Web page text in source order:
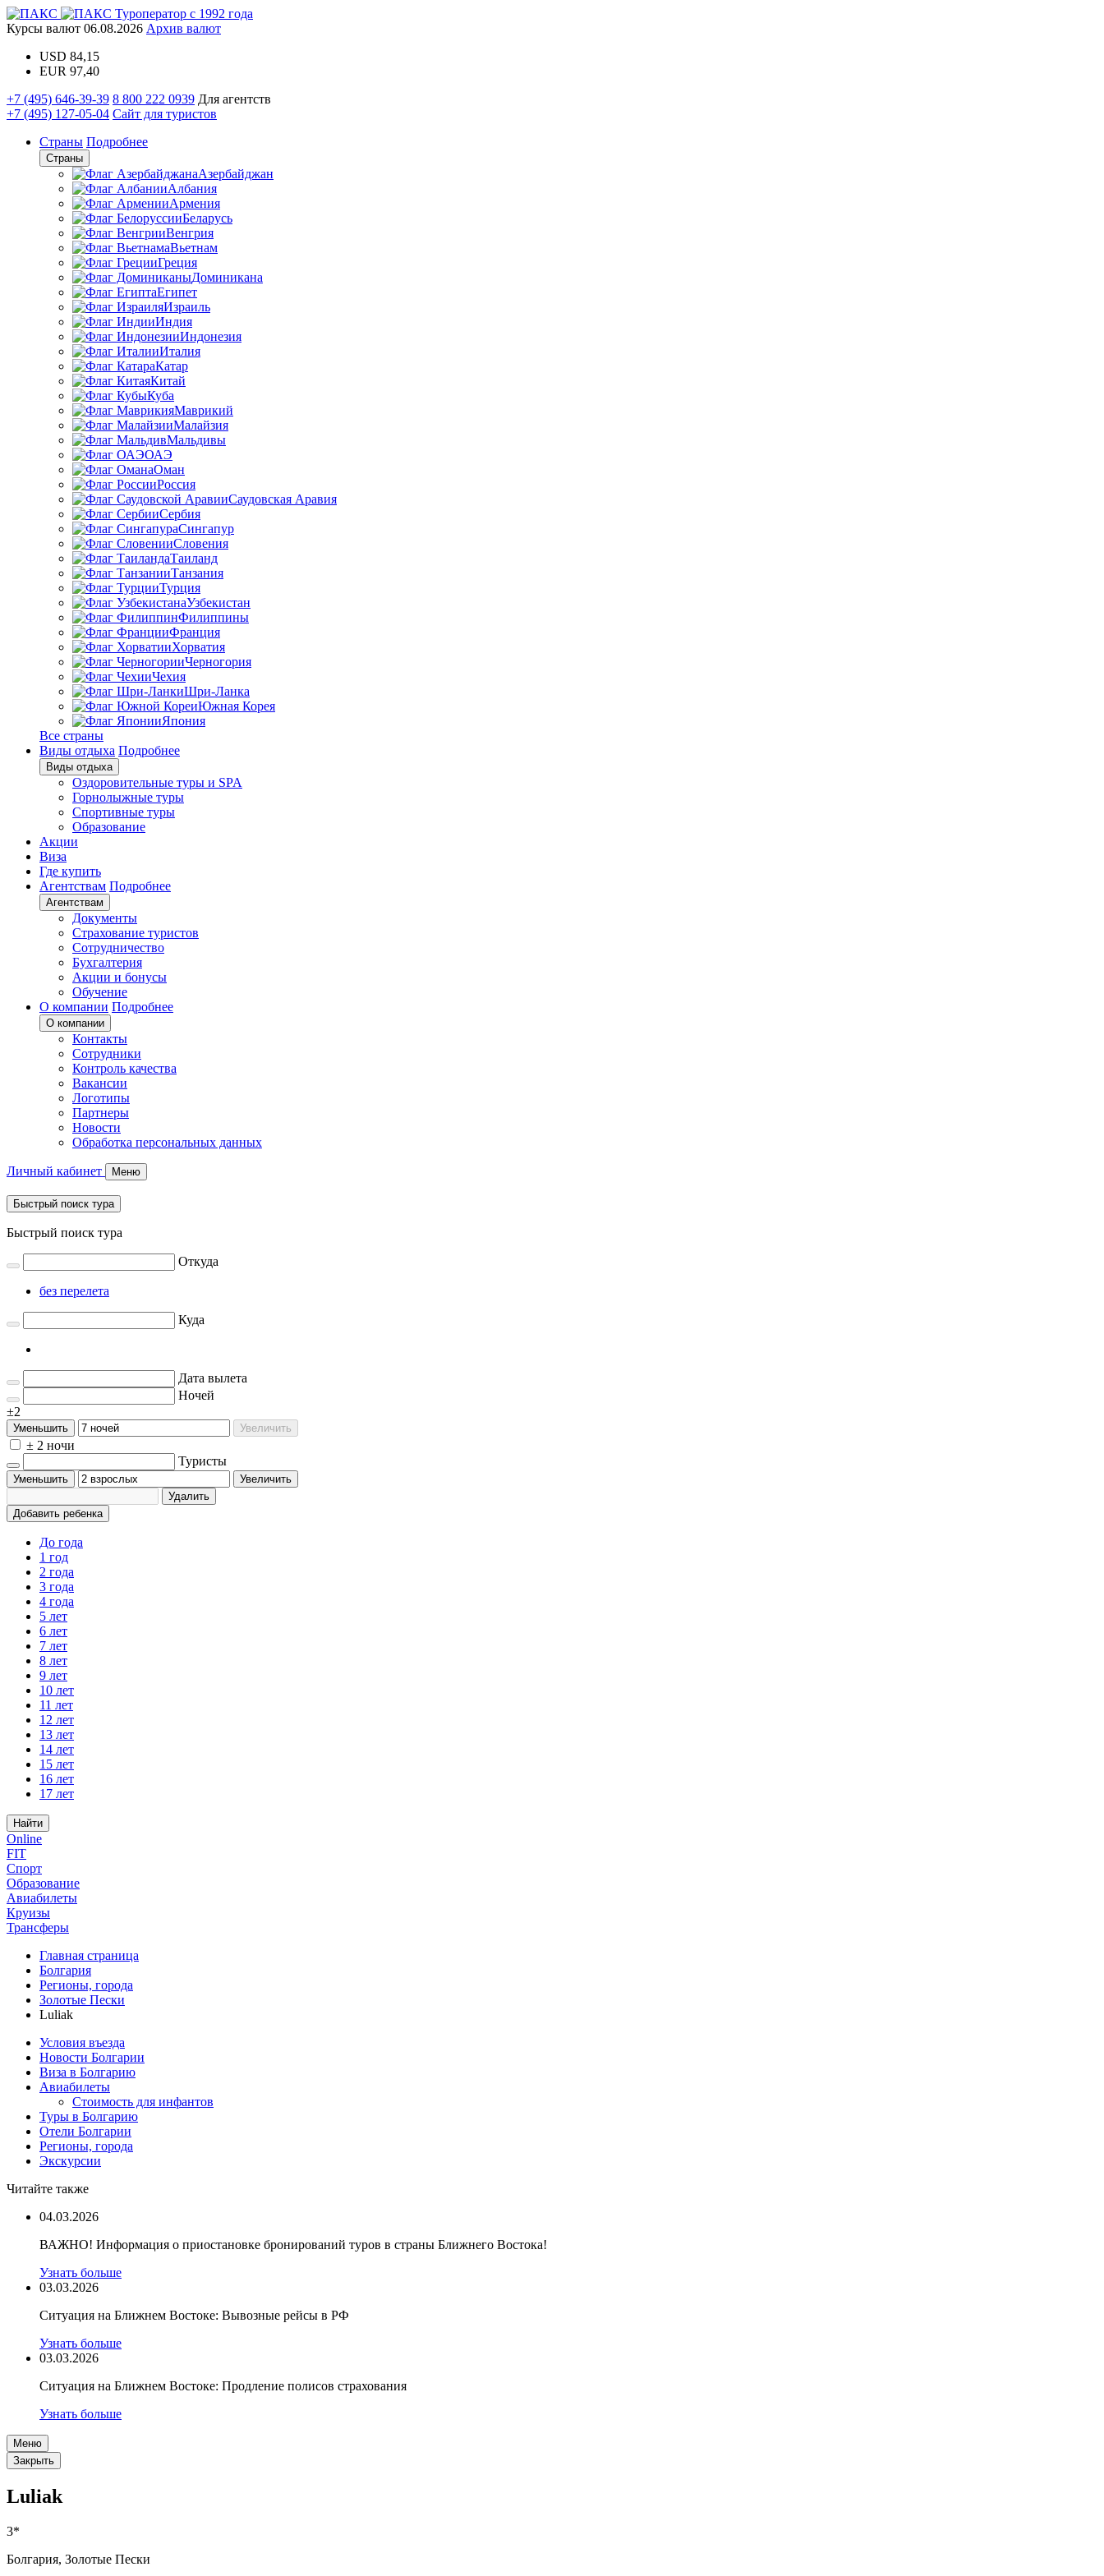
Туроператор с 1992 года
Курсы валют 06.08.2026 Архив валют
USD 84,15
EUR 97,40
+7 (495) 646-39-39 8 800 222 0939 Для агентств
+7 (495) 127-05-04 Сайт для туристов
Страны Подробнее
Страны
Азербайджан
Албания
Армения
Беларусь
Венгрия
Вьетнам
Греция
Доминикана
Египет
Израиль
Индия
Индонезия
Италия
Катар
Китай
Куба
Маврикий
Малайзия
Мальдивы
ОАЭ
Оман
Россия
Саудовская Аравия
Сербия
Сингапур
Словения
Таиланд
Танзания
Турция
Узбекистан
Филиппины
Франция
Хорватия
Черногория
Чехия
Шри-Ланка
Южная Корея
Япония
Все страны
Виды отдыха Подробнее
Виды отдыха
Оздоровительные туры и SPA
Горнолыжные туры
Спортивные туры
Образование
Акции
Виза
Где купить
Агентствам Подробнее
Агентствам
Документы
Страхование туристов
Сотрудничество
Бухгалтерия
Акции и бонусы
Обучение
О компании Подробнее
О компании
Контакты
Сотрудники
Контроль качества
Вакансии
Логотипы
Партнеры
Новости
Обработка персональных данных
Личный кабинет Меню
Быстрый поиск тура
Быстрый поиск тура
Откуда
без перелета
Куда
Дата вылета
Ночей
±2
Уменьшить Увеличить
± 2 ночи
Туристы
Уменьшить
Увеличить
Удалить
Добавить ребенка
До года
1 год
2 года
3 года
4 года
5 лет
6 лет
7 лет
8 лет
9 лет
10 лет
11 лет
12 лет
13 лет
14 лет
15 лет
16 лет
17 лет
Найти
Online
FIT
Спорт
Образование
Авиабилеты
Круизы
Трансферы
Главная страница
Болгария
Регионы, города
Золотые Пески
Luliak
Условия въезда
Новости Болгарии
Виза в Болгарию
Авиабилеты
Стоимость для инфантов
Туры в Болгарию
Отели Болгарии
Регионы, города
Экскурсии
Читайте также
04.03.2026
ВАЖНО! Информация о приостановке бронирований туров в страны Ближнего Востока!
Узнать больше
03.03.2026
Ситуация на Ближнем Востоке: Вывозные рейсы в РФ
Узнать больше
03.03.2026
Ситуация на Ближнем Востоке: Продление полисов страхования
Узнать больше
Меню
Закрыть
Luliak
3*
Болгария, Золотые Пески